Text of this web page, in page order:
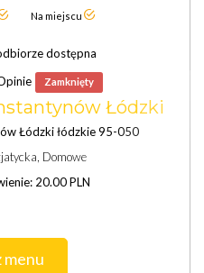
Na miejscu
dostępna
Zamknięty
Łódzki
Łódzki łódzkie 95-050
Domowe
20.00 PLN
menu